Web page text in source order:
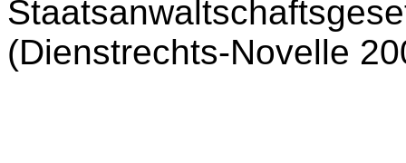
(Dienstrechts-Novelle